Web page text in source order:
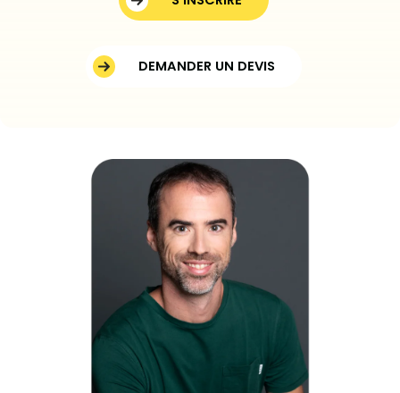
DEMANDER UN DEVIS